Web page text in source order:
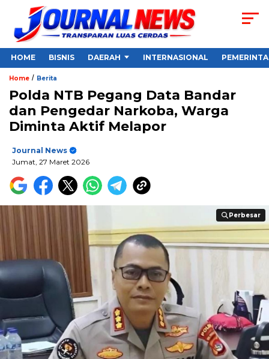
HOME BISNIS DAERAH INTERNASIONAL
Home / Berita
Polda NTB Pegang Data Bandar
dan Pengedar Narkoba, Warga
Diminta Aktif Melapor
Journal News
Jumat, 27 Maret 2026
Perbesar
Perbesar